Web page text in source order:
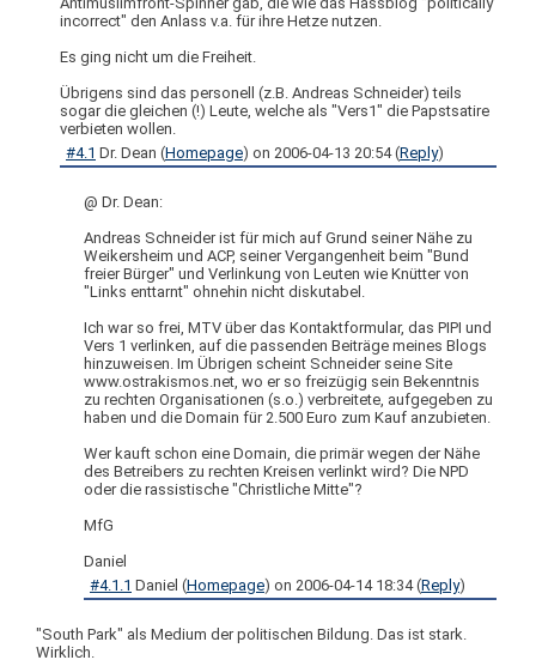
incorrect" den Anlass v.a. für ihre Hetze nutzen.
Es ging nicht um die Freiheit.
Übrigens sind das personell (z.B. Andreas Schneider) teils
sogar die gleichen (!) Leute, welche als "Vers1" die Papstsatire
verbieten wollen.
#4.1 Dr. Dean (Homepage) on 2006-04-13 20:54(Reply)
@ Dr. Dean:
Andreas Schneider ist für mich auf Grund seiner Nähe zu
Weikersheim und ACP, seiner Vergangenheit beim "Bund
freier Bürger" und Verlinkung von Leuten wie Knütter von
"Links enttarnt" ohnehin nicht diskutabel.
Ich war so frei, MTV über das Kontaktformular, das PIPI und
Vers 1 verlinken, auf die passenden Beiträge meines Blogs
hinzuweisen. Im Übrigen scheint Schneider seine Site
www.ostrakismos.net, wo er so freizügig sein Bekenntnis
zu rechten Organisationen (s.o.) verbreitete, aufgegeben zu
haben und die Domain für 2.500 Euro zum Kauf anzubieten.
Wer kauft schon eine Domain, die primär wegen der Nähe
des Betreibers zu rechten Kreisen verlinkt wird? Die NPD
oder die rassistische "Christliche Mitte"?
MfG
Daniel
#4.1.1 Daniel (Homepage) on 2006-04-14 18:34(Reply)
"South Park" als Medium der politischen Bildung. Das ist stark.
Wirklich.